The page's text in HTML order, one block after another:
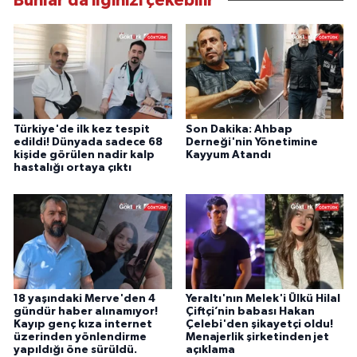
Türkiye'de ilk kez tespit
edildi! Dünyada sadece 68
kişide görülen nadir kalp
hastalığı ortaya çıktı
Son Dakika: Ahbap
Derneği'nin Yönetimine
Kayyum Atandı
18 yaşındaki Merve'den 4
gündür haber alınamıyor!
Kayıp genç kıza internet
üzerinden yönlendirme
yapıldığı öne sürüldü.
Yeraltı'nın Melek'i Ülkü Hilal
Çiftçi’nin babası Hakan
Çelebi'den şikayetçi oldu!
Menajerlik şirketinden jet
açıklama